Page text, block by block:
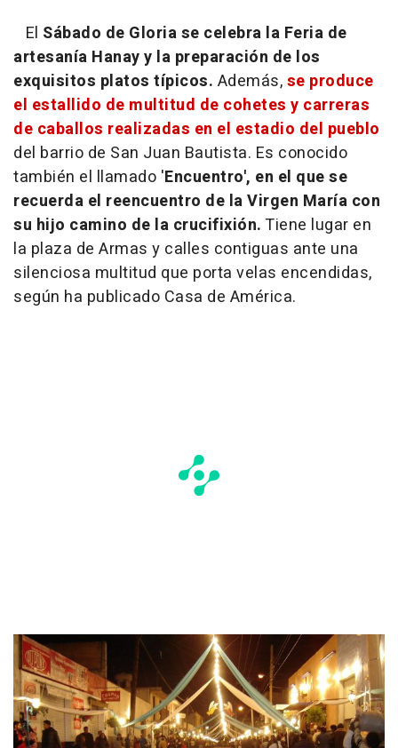
El Sábado de Gloria se celebra la Feria de
artesanía Hanay y la preparación de los
exquisitos platos típicos. Además,se produce
el estallido de multitud de cohetes y carreras
de caballos realizadas en el estadio del pueblo
del barrio de San Juan Bautista. Es conocido
también el llamado 'Encuentro', en el que se
recuerda el reencuentro de la Virgen María con
su hijo camino de la crucifixión. Tiene lugar en
la plaza de Armas y calles contiguas ante una
silenciosa multitud que porta velas encendidas,
según ha publicado Casa de América.